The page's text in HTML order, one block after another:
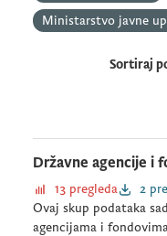
Ministarstvo javne
Sortiraj
Državne agencije i
13 pregleda
2
Ovaj skup podataka
agencijama i